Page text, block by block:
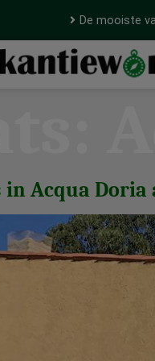
De mooiste
Acqua Doria